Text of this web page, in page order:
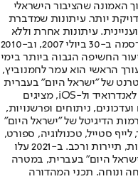
האמונה שהציבור הישראלי
יותר. עיתונות שמדברת
עיתונות אחרת וללא
תשלום. המהדורה המודפסת הראשונה פורסמה ב-30 ביולי 2007, וב-2010
החשיפה הגבוה ביותר בימי
הראשי הוא עמר לחמנוביץ,
של "ישראל היום" בעברית
ובאנגלית, כמו כן היישומונים (אפליקציות) לאנדרואיד ול-iOS, מציגים
ניתוחים ופרשנויות,
הדיגיטל של "ישראל היום"
סטייל, טכנולוגיה, ספורט,
כלכלה וצרכנות, בריאות, חיילים, אוכל, יהדות, תיירות ורכב. ב-2021 עלו
היום" בעברית, במטרה
ונוחה. תכני המהדורה